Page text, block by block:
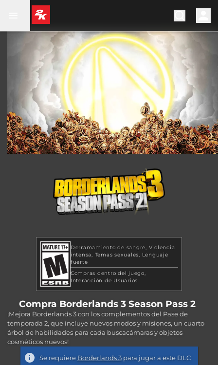
Derramamiento de sangre Violencia
intensa Temas sexuales
Lenguaje
fuerte
Compras dentro del juego
Interacción de Usuarios
Compra Borderlands 3 Season Pass 2
¡Mejora Borderlands 3 con los complementos del Pase de
temporada 2, que incluye nuevos modos y misiones, un cuarto
árbol de habilidades para cada buscacámaras y objetos
cosméticos nuevos!
Se requiere Borderlands 3para jugar a este DLC